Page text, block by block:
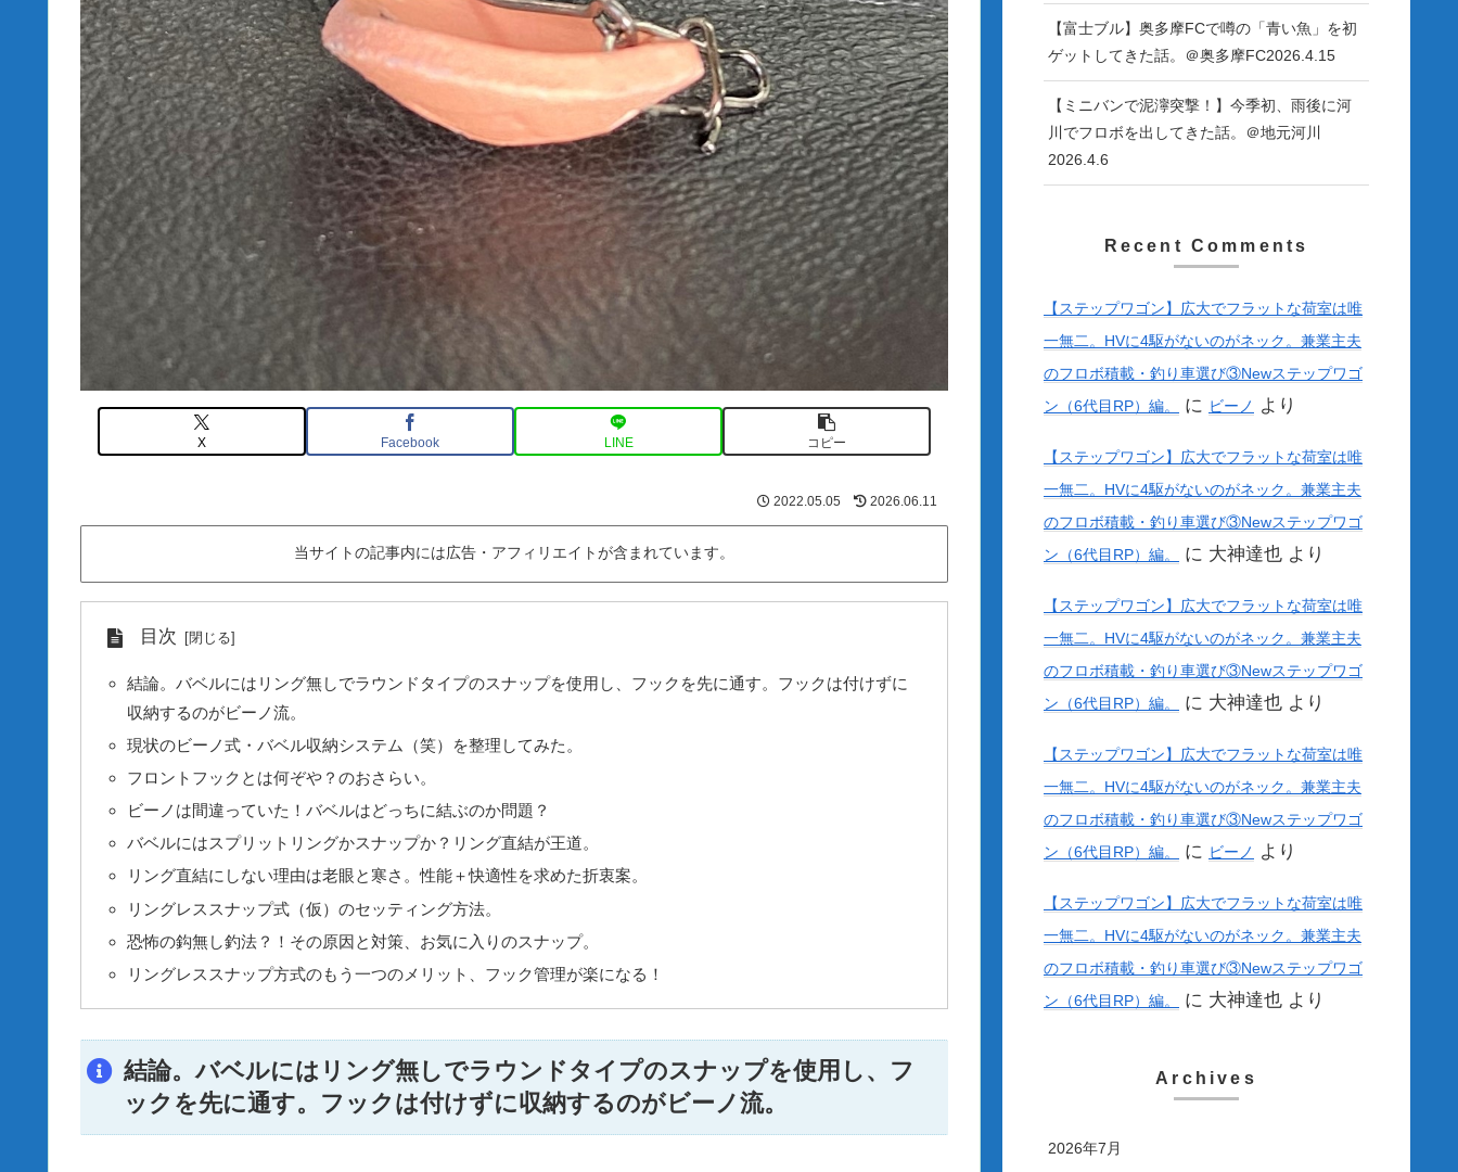
X Facebook LINE コピー
2022.05.05 2026.06.11
当サイトの記事内には広告・アフィリエイトが含まれています。
目次
結論。バベルにはリング無しでラウンドタイプのスナップを使用し、フックを先に通す。フックは付けずに
収納するのがビーノ流。
現状のビーノ式・バベル収納システム（笑）を整理してみた。
フロントフックとは何ぞや？のおさらい。
ビーノは間違っていた！バベルはどっちに結ぶのか問題？
バベルにはスプリットリングかスナップか？リング直結が王道。
リング直結にしない理由は老眼と寒さ。性能＋快適性を求めた折衷案。
リングレススナップ式（仮）のセッティング方法。
恐怖の鈎無し釣法？！その原因と対策、お気に入りのスナップ。
リングレススナップ方式のもう一つのメリット、フック管理が楽になる！
結論。バベルにはリング無しでラウンドタイプのスナップを使用し、フ
ックを先に通す。フックは付けずに収納するのがビーノ流。
【富士ブル】奥多摩FCで噂の「青い魚」を初
ゲットしてきた話。＠奥多摩FC2026.4.15
【ミニバンで泥濘突撃！】今季初、雨後に河
川でフロボを出してきた話。＠地元河川
2026.4.6
Recent Comments
【ステップワゴン】広大でフラットな荷室は唯
一無二。HVに4駆がないのがネック。兼業主夫
のフロボ積載・釣り車選び③Newステップワゴ
ン（6代目RP）編。
に ビーノ より
【ステップワゴン】広大でフラットな荷室は唯
一無二。HVに4駆がないのがネック。兼業主夫
のフロボ積載・釣り車選び③Newステップワゴ
ン（6代目RP）編。
に 大神達也 より
【ステップワゴン】広大でフラットな荷室は唯
一無二。HVに4駆がないのがネック。兼業主夫
のフロボ積載・釣り車選び③Newステップワゴ
ン（6代目RP）編。
に 大神達也 より
【ステップワゴン】広大でフラットな荷室は唯
一無二。HVに4駆がないのがネック。兼業主夫
のフロボ積載・釣り車選び③Newステップワゴ
ン（6代目RP）編。
に ビーノ より
【ステップワゴン】広大でフラットな荷室は唯
一無二。HVに4駆がないのがネック。兼業主夫
のフロボ積載・釣り車選び③Newステップワゴ
ン（6代目RP）編。
に 大神達也 より
Archives
2026年7月